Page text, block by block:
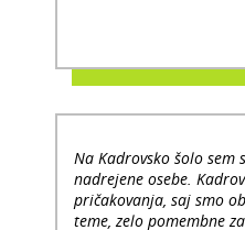
Na Kadrovsko šolo
nadrejene osebe.
pričakovanja, saj smo
teme, zelo pomembne